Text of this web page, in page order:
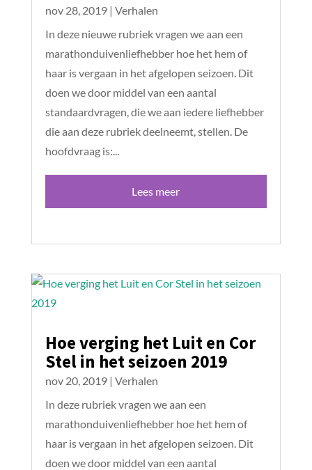
nov 28, 2019| Verhalen
In deze nieuwe rubriek vragen we aan een
marathonduivenliefhebber hoe het hem of
haar is vergaan in het afgelopen seizoen. Dit
doen we door middel van een aantal
standaardvragen, die we aan iedere liefhebber
die aan deze rubriek deelneemt, stellen. De
hoofdvraag is:...
Lees meer
Hoe verging het Luit en Cor
Stel in het seizoen 2019
nov 20, 2019| Verhalen
In deze rubriek vragen we aan een
marathonduivenliefhebber hoe het hem of
haar is vergaan in het afgelopen seizoen. Dit
doen we door middel van een aantal